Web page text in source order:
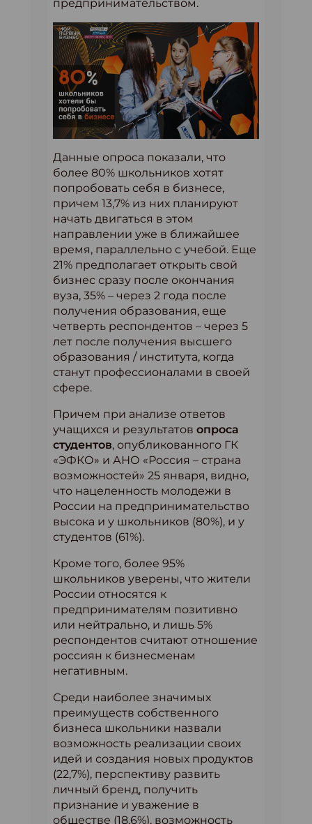
предпринимательством.
Данные опроса показали, что
более 80% школьников хотят
попробовать себя в бизнесе,
причем 13,7% из них планируют
начать двигаться в этом
направлении уже в ближайшее
время, параллельно с учебой. Еще
21% предполагает открыть свой
бизнес сразу после окончания
вуза, 35% – через 2 года после
получения образования, еще
четверть респондентов – через 5
лет после получения высшего
образования / института, когда
станут профессионалами в своей
сфере.
Причем при анализе ответов
учащихся и результатов опроса
студентов, опубликованного ГК
«ЭФКО» и АНО «Россия – страна
возможностей» 25 января, видно,
что нацеленность молодежи в
России на предпринимательство
высока и у школьников (80%), и у
студентов (61%).
Кроме того, более 95%
школьников уверены, что жители
России относятся к
предпринимателям позитивно
или нейтрально, и лишь 5%
респондентов считают отношение
россиян к бизнесменам
негативным.
Среди наиболее значимых
преимуществ собственного
бизнеса школьники назвали
возможность реализации своих
идей и создания новых продуктов
(22,7%), перспективу развить
личный бренд, получить
признание и уважение в
обществе (18,6%), возможность